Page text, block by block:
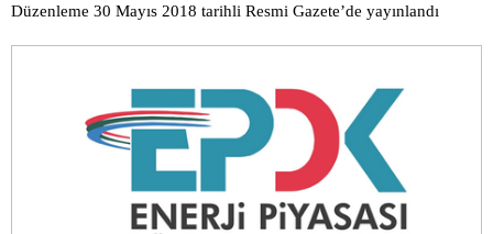
Düzenleme 30 Mayıs 2018 tarihli Resmi Gazete’de yayınlandı